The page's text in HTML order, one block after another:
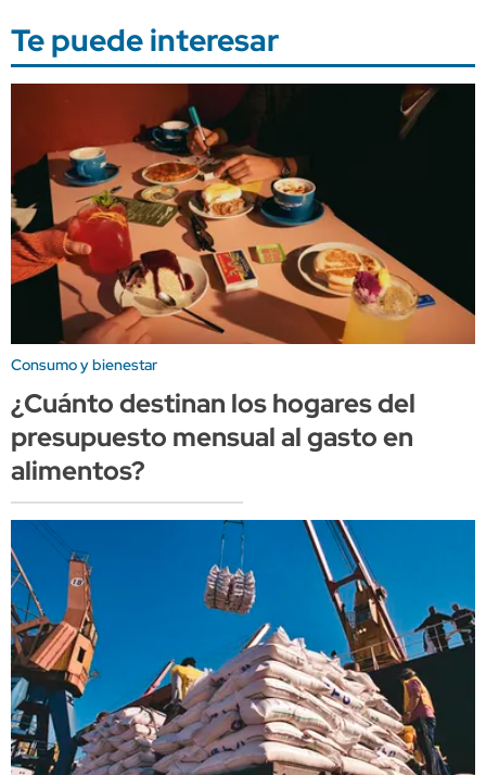
Te puede interesar
Consumo y bienestar
¿Cuánto destinan los hogares del
presupuesto mensual al gasto en
alimentos?